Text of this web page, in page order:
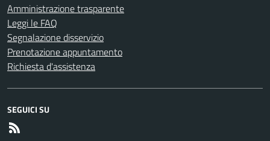
Amministrazione trasparente
Leggi le FAQ
Segnalazione disservizio
Prenotazione appuntamento
Richiesta d'assistenza
SEGUICI SU